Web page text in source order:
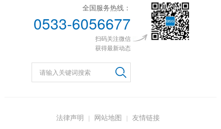
全国服务热线：
0533-6056677
扫码关注微信
获得最新动态
法律声明 网站地图 友情链接